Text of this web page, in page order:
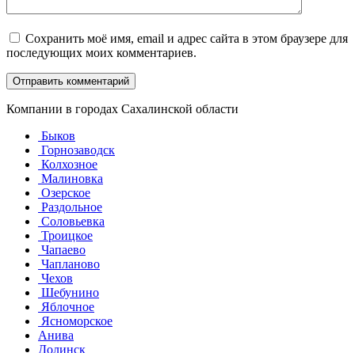
Сохранить моё имя, email и адрес сайта в этом браузере для
последующих моих комментариев.
Компании в городах Сахалинской области
Быков
Горнозаводск
Колхозное
Малиновка
Озерское
Раздольное
Соловьевка
Троицкое
Чапаево
Чапланово
Чехов
Шебунино
Яблочное
Ясноморское
Анива
Долинск